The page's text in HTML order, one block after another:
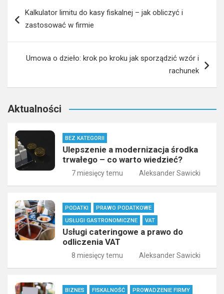
wpisu
Kalkulator limitu do kasy fiskalnej – jak obliczyć i
zastosować w firmie
Umowa o dzieło: krok po kroku jak sporządzić wzór i
rachunek
Aktualności
BEZ KATEGORII
Ulepszenie a modernizacja środka
trwałego – co warto wiedzieć?
7 miesięcy temu Aleksander Sawicki
PODATKI
PRAWO PODATKOWE
USŁUGI GASTRONOMICZNE
VAT
Usługi cateringowe a prawo do
odliczenia VAT
8 miesięcy temu Aleksander Sawicki
BIZNES FISKALNOŚĆ
PROWADZENIE FIRMY